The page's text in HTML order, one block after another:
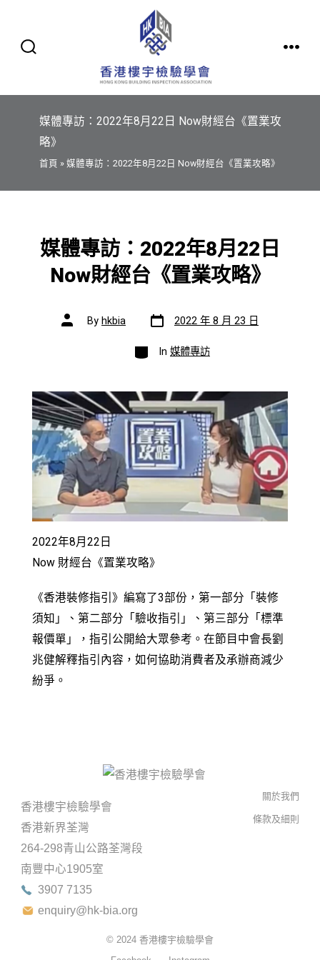
content
媒體專訪：2022年8月22日 Now財經台《置業攻
略》
首頁 » 媒體專訪：2022年8月22日 Now財經台《置業攻略》
媒體專訪：2022年8月22日
Now財經台《置業攻略》
Post
authorByhkbia Post
date
2022 年 8 月 23 日
Categories
In 媒體專訪
2022年8月22日
Now 財經台《置業攻略》
《香港裝修指引》編寫了3部份，第一部分「裝修
須知」、第二部分「驗收指引」、第三部分「標準
報價單」，指引公開給大眾參考。在節目中會長劉
兆健解釋指引內容，如何協助消費者及承辦商減少
紛爭。
香港樓宇檢驗學會
香港新界荃灣
264-298青山公路荃灣段
南豐中心1905室
3907 7135
enquiry@hk-bia.org
關於我們
條款及細則
© 2024 香港樓宇檢驗學會